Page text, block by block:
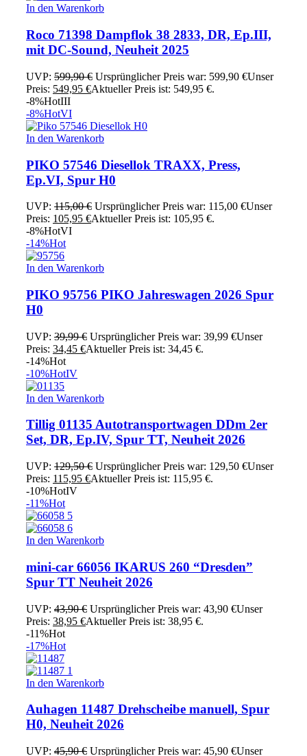
In den Warenkorb
Roco 71398 Dampflok 38 2833, DR, Ep.III,
mit DC-Sound, Neuheit 2025
UVP: 599,90€ Ursprünglicher Preis war: 599,90 €Unser
Preis: 549,95 €Aktueller Preis ist: 549,95 €.
-8%HotIII
-8%HotVI
In den Warenkorb
PIKO 57546 Diesellok TRAXX, Press,
Ep.VI, Spur H0
UVP: 115,00€ Ursprünglicher Preis war: 115,00 €Unser
Preis: 105,95 €Aktueller Preis ist: 105,95 €.
-8%HotVI
-14%Hot
In den Warenkorb
PIKO 95756 PIKO Jahreswagen 2026 Spur
H0
UVP: 39,99€ Ursprünglicher Preis war: 39,99 €Unser
Preis: 34,45 €Aktueller Preis ist: 34,45 €.
-14%Hot
-10%HotIV
In den Warenkorb
Tillig 01135 Autotransportwagen DDm 2er
Set, DR, Ep.IV, Spur TT, Neuheit 2026
UVP: 129,50€ Ursprünglicher Preis war: 129,50 €Unser
Preis: 115,95 €Aktueller Preis ist: 115,95 €.
-10%HotIV
-11%Hot
In den Warenkorb
mini-car 66056 IKARUS 260 “Dresden”
Spur TT Neuheit 2026
UVP: 43,90€ Ursprünglicher Preis war: 43,90 €Unser
Preis: 38,95 €Aktueller Preis ist: 38,95 €.
-11%Hot
-17%Hot
In den Warenkorb
Auhagen 11487 Drehscheibe manuell, Spur
H0, Neuheit 2026
UVP: 45,90€ Ursprünglicher Preis war: 45,90 €Unser